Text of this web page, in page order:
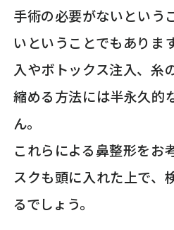
手術の必要がないという
いということでもありま
入やボトックス注入、糸
縮める方法には半永久的
ん。
これらによる鼻整形をお
スクも頭に入れた上で、
るでしょう。